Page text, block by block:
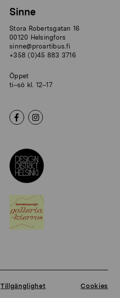
Sinne
Stora Robertsgatan 16
00120 Helsingfors
sinne@proartibus.fi
+358 (0)45 883 3716
Öppet
ti–sö kl. 12–17
Tillgänglighet Cookies